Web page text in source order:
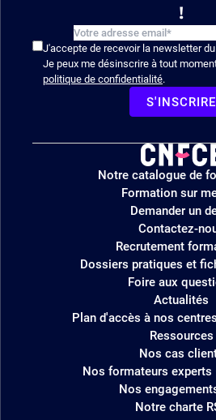
!
J'accepte de recevoir la newsletter du
Je peux me désinscrire à tout
politique de confidentialité.
S'INSCRIRE
Logo
site
Notre catalogue de
Formation sur
Demander un
Contactez-
Recrutement
Dossiers pratiques et
Foire aux
Actualités
Plan d'accès à nos
Ressources
Nos cas
Nos formateurs experts
Nos
Notre charte